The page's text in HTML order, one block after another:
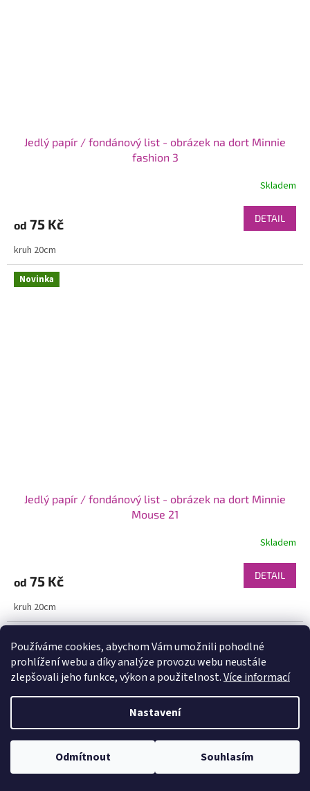
Používáme cookies, abychom Vám umožnili pohodlné
prohlížení webu a díky analýze provozu webu neustále
zlepšovali jeho funkce, výkon a použitelnost.Více informací
Nastavení
Odmítnout Souhlasím
Jedlý papír / fondánový list - obrázek na dort Minnie
fashion 3
Skladem
od 75 Kč DETAIL
kruh 20cm
Novinka
Jedlý papír / fondánový list - obrázek na dort Minnie
Mouse 21
Skladem
od 75 Kč DETAIL
kruh 20cm